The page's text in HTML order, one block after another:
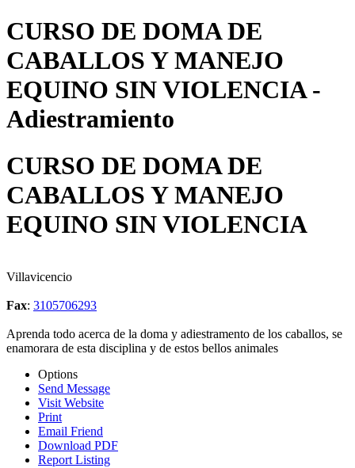
CURSO DE DOMA DE
CABALLOS Y MANEJO
EQUINO SIN VIOLENCIA -
Adiestramiento
CURSO DE DOMA DE
CABALLOS Y MANEJO
EQUINO SIN VIOLENCIA
Villavicencio
Fax: 3105706293
Aprenda todo acerca de la doma y adiestramento de los caballos, se
enamorara de esta disciplina y de estos bellos animales
Options
Send Message
Visit Website
Print
Email Friend
Download PDF
Report Listing